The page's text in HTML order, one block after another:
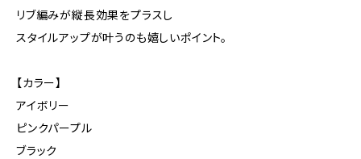
リブ編みが縦長効果をプラスし
スタイルアップが叶うのも嬉しいポイント。
【カラー】
アイボリー
ピンクパープル
ブラック